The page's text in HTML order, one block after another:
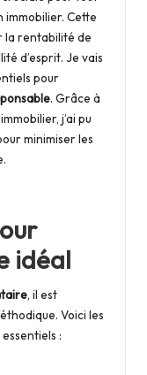
Cette
la rentabilité de
d’esprit. Je vais
pour
. Grâce à
j’ai pu
minimiser les
idéal
, il est
Voici les
: